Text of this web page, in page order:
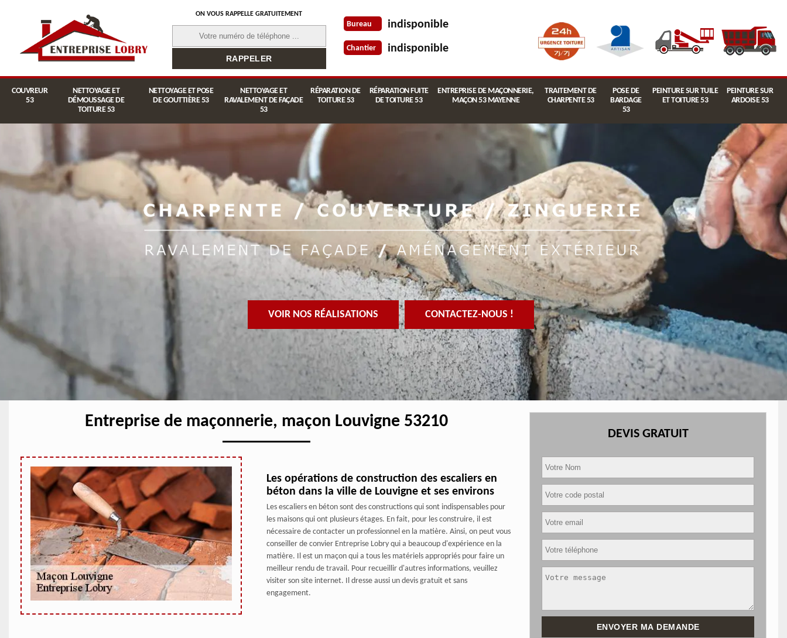
ON VOUS RAPPELLE GRATUITEMENT
Bureau indisponible
Chantier indisponible
COUVREUR
53
NETTOYAGE ET
DÉMOUSSAGE DE
TOITURE 53
NETTOYAGE ET POSE
DE GOUTTIÈRE 53
NETTOYAGE ET
RAVALEMENT DE FAÇADE
53
RÉPARATION DE
TOITURE 53
RÉPARATION FUITE
DE TOITURE 53
ENTREPRISE DE MAÇONNERIE,
MAÇON 53 MAYENNE
TRAITEMENT DE
CHARPENTE 53
POSE DE
BARDAGE
53
PEINTURE SUR TUILE
ET TOITURE 53
PEINTURE SUR
ARDOISE 53
VOIR NOS RÉALISATIONS CONTACTEZ-NOUS !
Entreprise de maçonnerie, maçon Louvigne 53210
Les opérations de construction des escaliers en
béton dans la ville de Louvigne et ses environs
Les escaliers en béton sont des constructions qui sont indispensables pour
les maisons qui ont plusieurs étages. En fait, pour les construire, il est
nécessaire de contacter un professionnel en la matière. Ainsi, on peut vous
conseiller de convier Entreprise Lobry qui a beaucoup d'expérience en la
matière. Il est un maçon qui a tous les matériels appropriés pour faire un
meilleur rendu de travail. Pour recueillir d'autres informations, veuillez
visiter son site internet. Il dresse aussi un devis gratuit et sans
engagement.
DEVIS GRATUIT